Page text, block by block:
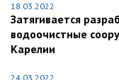
18.03.2022
Затягивается
водоочистные
Карелии
24.03.2022